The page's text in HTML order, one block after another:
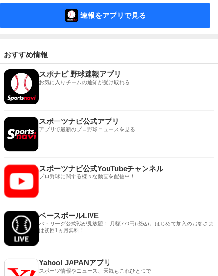
速報をアプリで見る
おすすめ情報
スポナビ 野球速報アプリ
お気に入りチームの通知が受け取れる
スポーツナビ公式アプリ
アプリで最新のプロ野球ニュースを見る
スポーツナビ公式YouTubeチャンネル
プロ野球に関する様々な動画を配信中！
ベースボールLIVE
パ・リーグ公式戦が見放題！ 月額770円(税込)。はじめて加入のお客さま
は初回1ヵ月無料！
Yahoo! JAPANアプリ
スポーツ情報やニュース、天気もこれひとつで